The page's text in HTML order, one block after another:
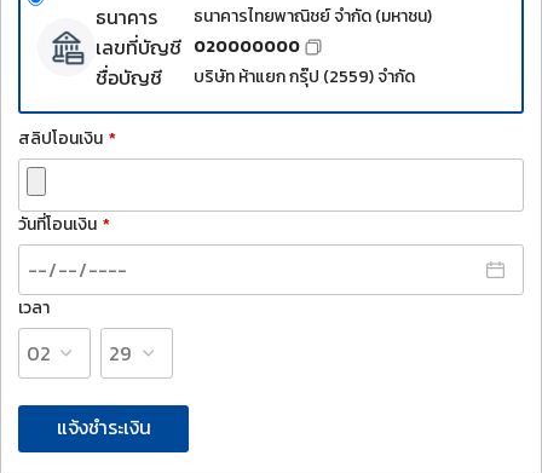
ธนาคาร ธนาคารไทยพาณิชย์ จำกัด (มหาชน)
เลขที่บัญชี 020000000
ชื่อบัญชี บริษัท ห้าแยก กรุ๊ป (2559) จำกัด
สลิปโอนเงิน *
วันที่โอนเงิน *
เวลา
แจ้งชำระเงิน